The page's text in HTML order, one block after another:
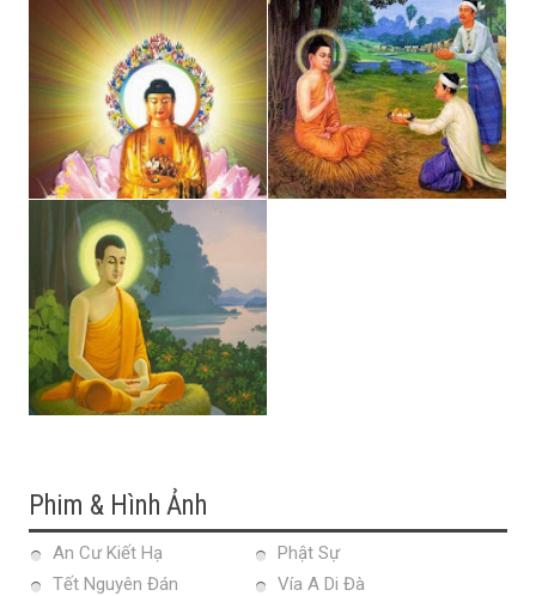
Phim & Hình Ảnh
An Cư Kiết Hạ
Phật Sự
Tết Nguyên Đán
Vía A Di Đà